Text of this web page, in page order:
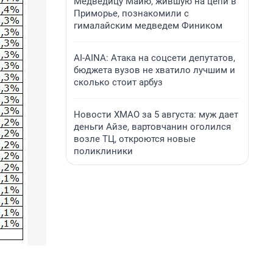
Приморье, познакомили с
гималайским медведем Фиником
AI-AINA: Атака на соцсети депутатов,
бюджета вузов не хватило лучшим и
сколько стоит арбуз
Новости ХМАО за 5 августа: муж дает
деньги Айзе, вартовчанин оголился
возле ТЦ, откроются новые
поликлиники